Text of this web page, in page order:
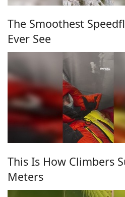
The Smoothest
Ever See
This Is How Climbers
Meters